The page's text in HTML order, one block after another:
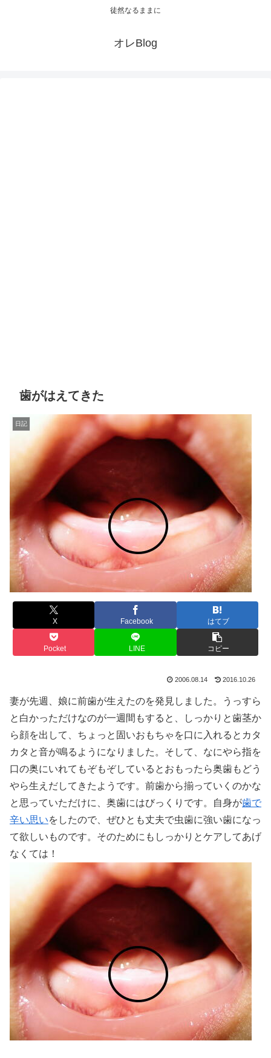
徒然なるままに
オレBlog
歯がはえてきた
日記
X Facebook はてブ
Pocket LINE コピー
2006.08.14 2016.10.26
妻が先週、娘に前歯が生えたのを発見しました。うっすら
と白かっただけなのが一週間もすると、しっかりと歯茎か
ら顔を出して、ちょっと固いおもちゃを口に入れるとカタ
カタと音が鳴るようになりました。そして、なにやら指を
口の奥にいれてもぞもぞしているとおもったら奥歯もどう
やら生えだしてきたようです。前歯から揃っていくのかな
と思っていただけに、奥歯にはびっくりです。自身が歯で
辛い思いをしたので、ぜひとも丈夫で虫歯に強い歯になっ
て欲しいものです。そのためにもしっかりとケアしてあげ
なくては！